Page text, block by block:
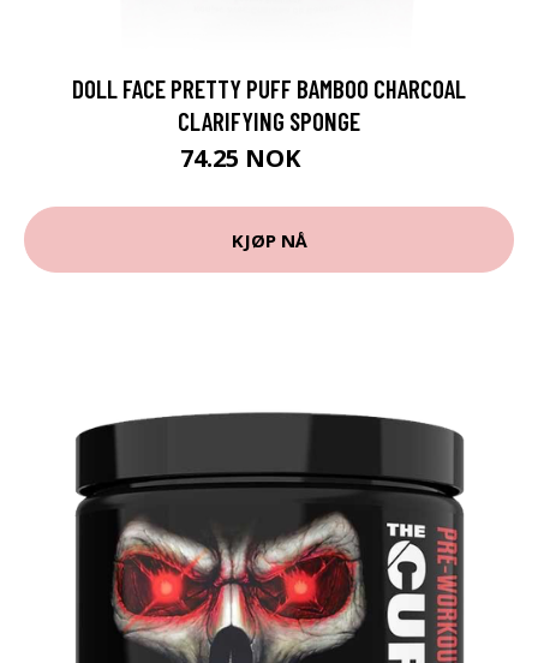
DOLL FACE PRETTY PUFF BAMBOO CHARCOAL
CLARIFYING SPONGE
74.25 NOK
KJØP NÅ